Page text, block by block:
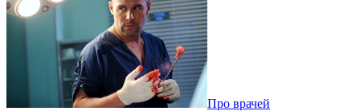
Про врачей